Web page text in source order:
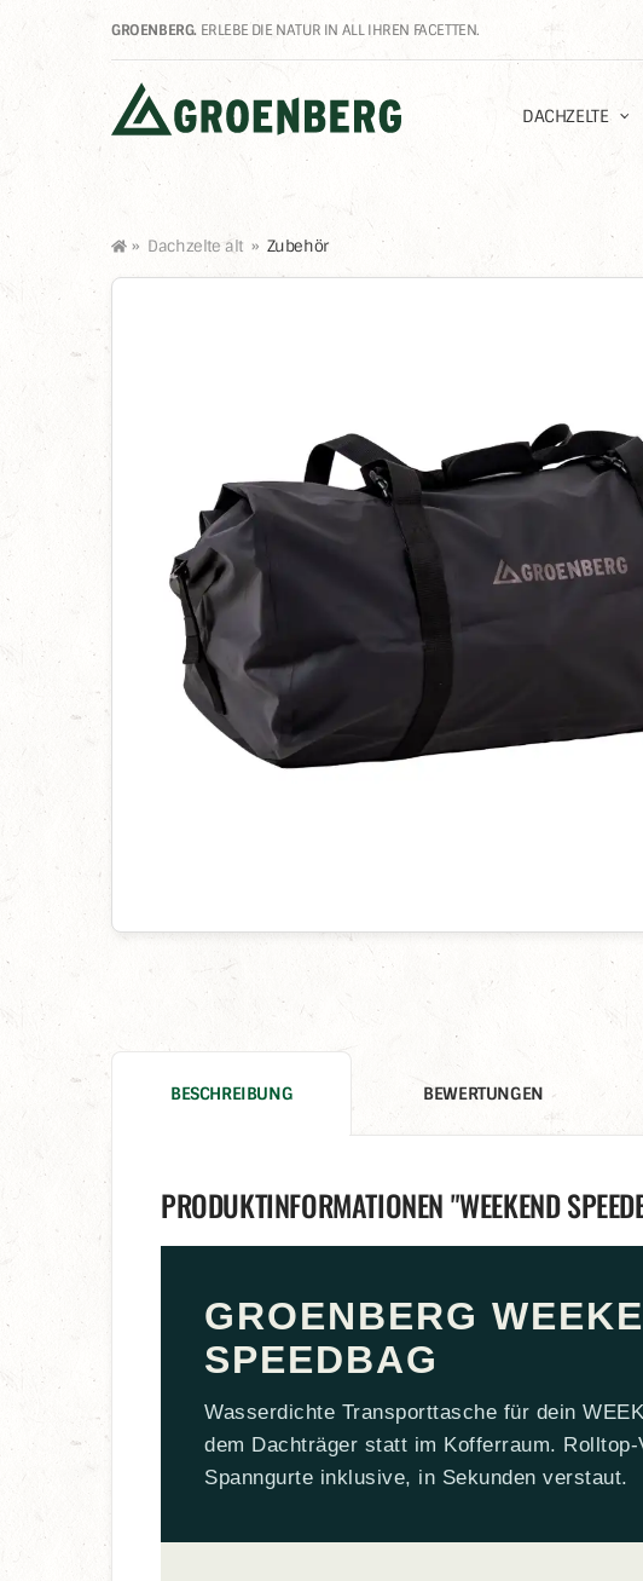
GROENBERG. ERLEBE DIE NATUR IN ALL IHREN FACETTEN.
DACHZELTE
» Dachzelte alt » Zubehör
BESCHREIBUNG BEWERTUNGEN
PRODUKTINFORMATIONEN "WEEKEND
GROENBERG
SPEEDBAG
Wasserdichte Transporttasche für dein
dem Dachträger statt im Kofferraum.
Spanngurte inklusive, in Sekunden verstaut.